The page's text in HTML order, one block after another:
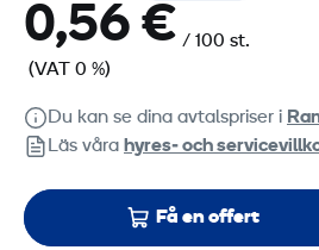
0,56 € / 100 st.
(VAT 0 %)
Du kan se dina avtalspriser i
Läs våra hyres‑ och
Få en offert